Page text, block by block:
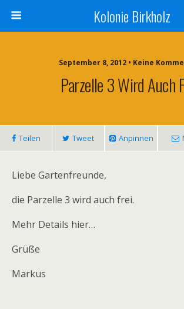
Kolonie Birkholz
September 8, 2012 • Keine
Parzelle 3 Wird Auch
Teilen Tweet Anpinnen
Liebe Gartenfreunde,
die Parzelle 3 wird auch frei.
Mehr Details hier…
Grüße
Markus